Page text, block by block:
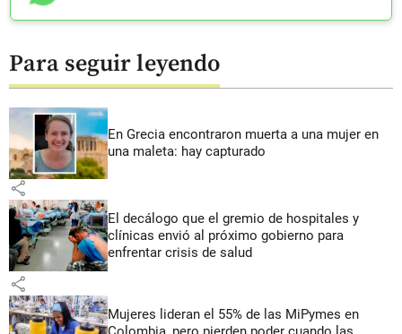
Para seguir leyendo
En Grecia encontraron muerta a una mujer en
una maleta: hay capturado
share
El decálogo que el gremio de hospitales y
clínicas envió al próximo gobierno para
enfrentar crisis de salud
share
Mujeres lideran el 55% de las MiPymes en